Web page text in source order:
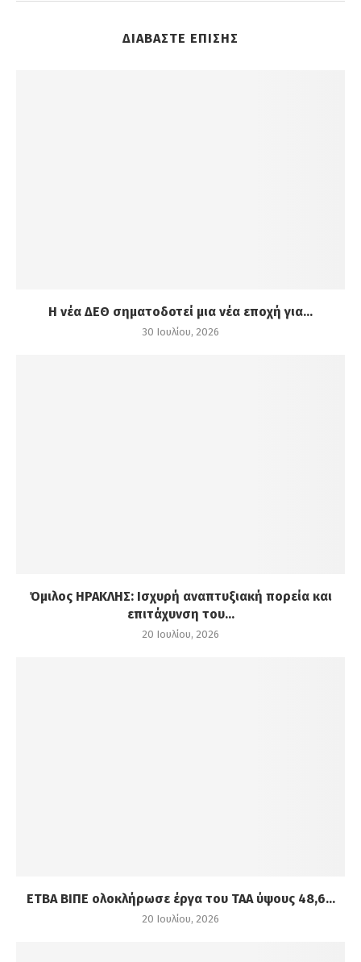
ΔΙΑΒΑΣΤΕ ΕΠΙΣΗΣ
Η νέα ΔΕΘ σηματοδοτεί μια νέα εποχή για...
30 Ιουλίου, 2026
Όμιλος ΗΡΑΚΛΗΣ: Ισχυρή αναπτυξιακή πορεία και
επιτάχυνση του...
20 Ιουλίου, 2026
ΕΤΒΑ ΒΙΠΕ ολοκλήρωσε έργα του ΤΑΑ ύψους 48,6...
20 Ιουλίου, 2026